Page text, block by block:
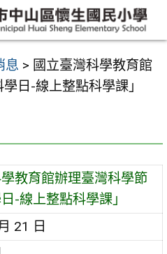
息 > 國立臺灣科學教育館
日-線上整點科學課」
教育館辦理臺灣科學節
日-線上整點科學課」
21 日